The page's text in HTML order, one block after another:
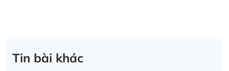
Tin bài khác